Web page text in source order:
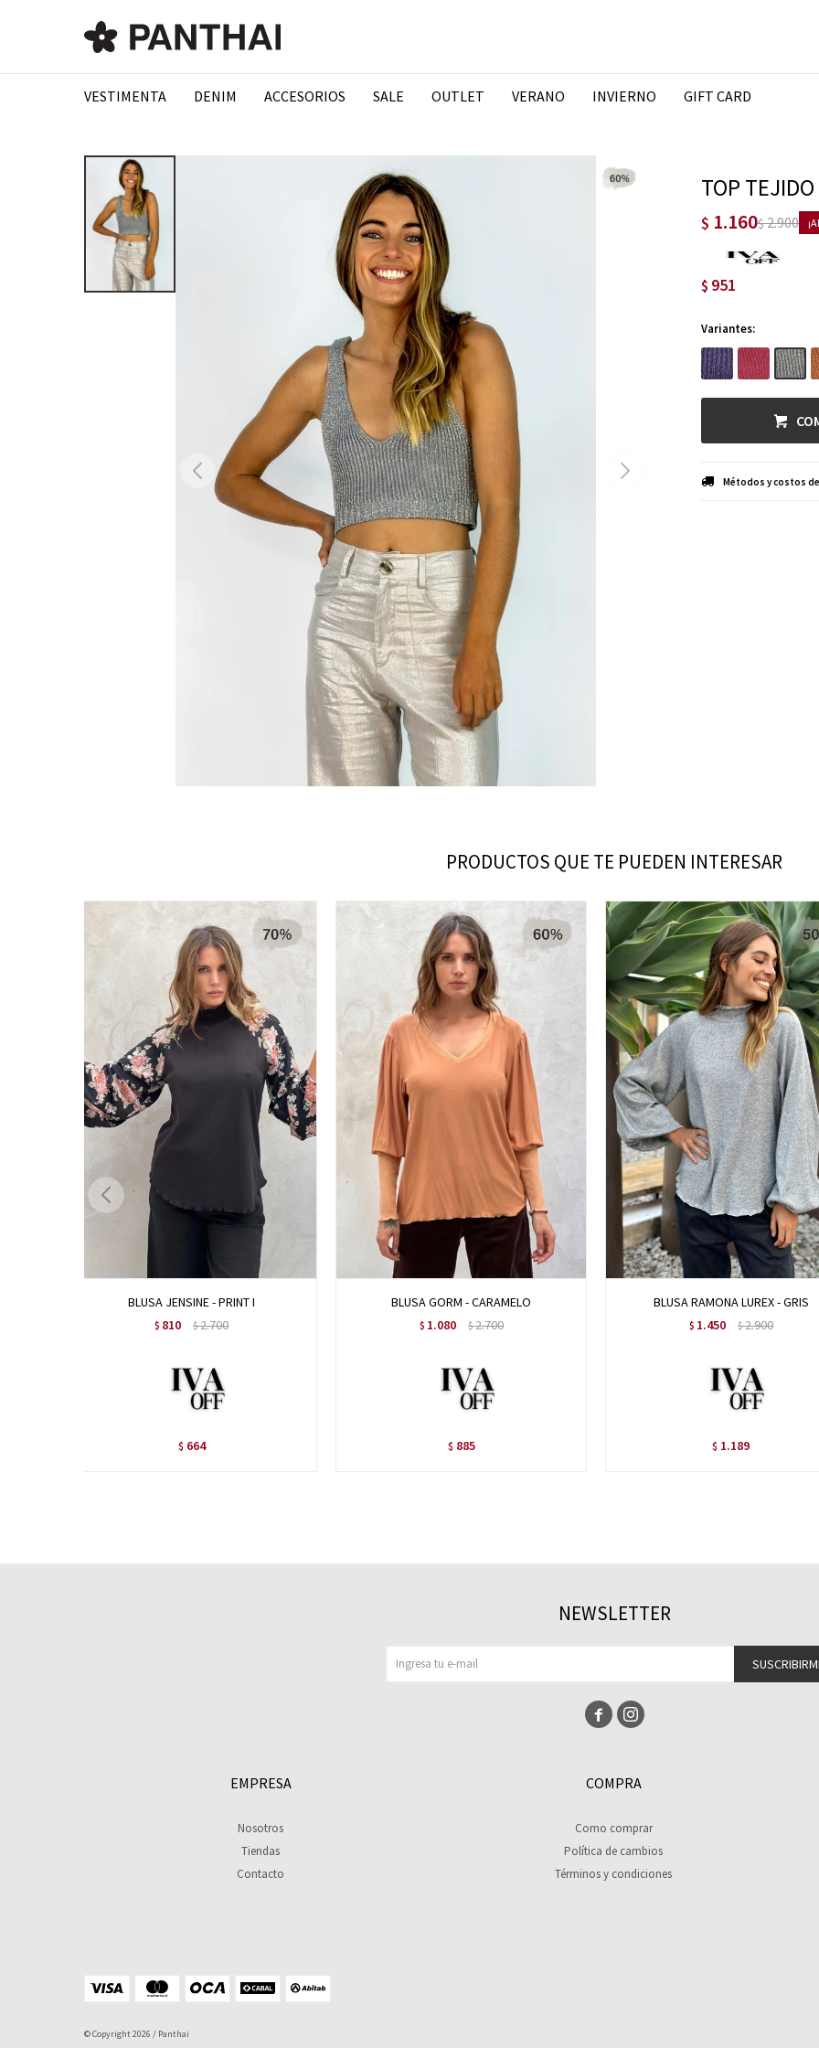
VESTIMENTA DENIM ACCESORIOS SALE OUTLET VERANO INVIERNO GIFT CARD
TOP
$ 1.160$2.900
$ 951
Variantes:
Métodos y costos
PRODUCTOS QUE TE PUEDEN INTERESAR
BLUSA JENSINE - PRINT I
$ 810 $2.700
$ 664
BLUSA GORM - CARAMELO
$ 1.080 $2.700
$ 885
BLUSA RAMONA LUREX - GRIS
$ 1.450 $2.900
$ 1.189
EMPRESA
Nosotros
Tiendas
Contacto
COMPRA
Como comprar
Política de cambios
Términos y condiciones
NEWSLETTER
 
© Copyright 2026 / Panthai